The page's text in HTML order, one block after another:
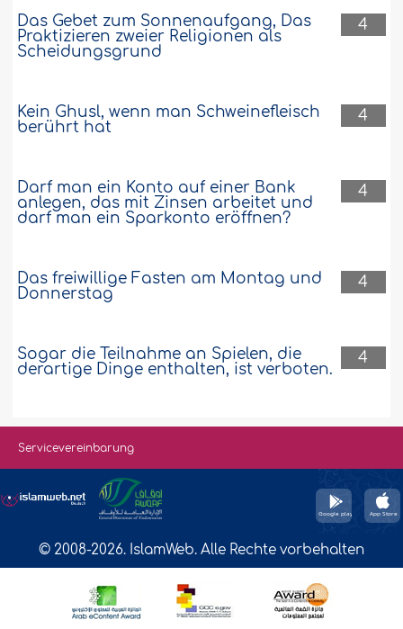
4
Das Gebet zum Sonnenaufgang, Das
Praktizieren zweier Religionen als
Scheidungsgrund
4
Kein Ghusl, wenn man Schweinefleisch
berührt hat
4
Darf man ein Konto auf einer Bank
anlegen, das mit Zinsen arbeitet und
darf man ein Sparkonto eröffnen?
4
Das freiwillige Fasten am Montag und
Donnerstag
4
Sogar die Teilnahme an Spielen, die
derartige Dinge enthalten, ist verboten.
Servicevereinbarung
© 2008-2026. IslamWeb. Alle Rechte vorbehalten